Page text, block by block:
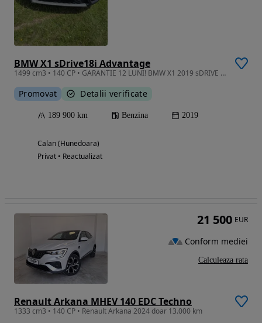
BMW X1 sDrive18i Advantage
1499 cm3 • 140 CP • GARANTIE 12 LUNI! BMW X1 2019 sDRIVE 18I Advantage 1.5L 140HP
Promovat Detalii verificate
189 900 km Benzina 2019
Calan (Hunedoara)
Privat • Reactualizat
Renault Arkana MHEV 140 EDC Techno
1333 cm3 • 140 CP • Renault Arkana 2024 doar 13.000 km
21 500 EUR
Conform mediei
Calculeaza rata